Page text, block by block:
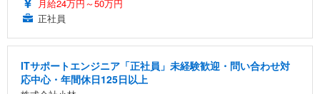
月給24万円～50万円
正社員
ITサポートエンジニア「正社員」未経験歓迎・問い合わせ対
応中心・年間休日125日以上